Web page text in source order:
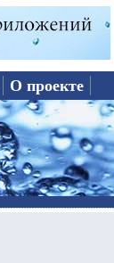
О проекте